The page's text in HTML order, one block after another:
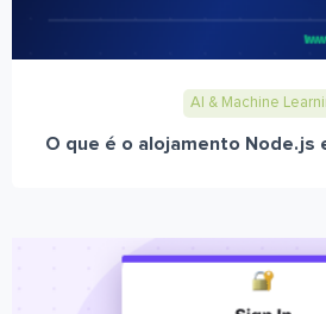
AI & Machine
O que é o alojamento Node.js